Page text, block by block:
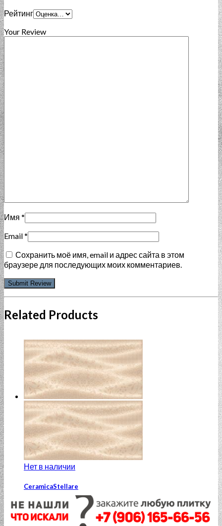
Рейтинг
Your Review
Имя *
Email*
Сохранить моё имя, email и адрес сайта в этом
браузере для последующих моих комментариев.
Related Products
Нет в наличии
CeramicaStellare
Ines beige wall relief 20×40
880.00₽